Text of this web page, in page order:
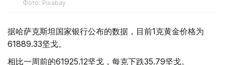
Фото: Pixabay
据哈萨克斯坦国家银行公布的数据，目前1克黄金价格为
61889.33坚戈。
相比一周前的61925.12坚戈，每克下跌35.79坚戈。